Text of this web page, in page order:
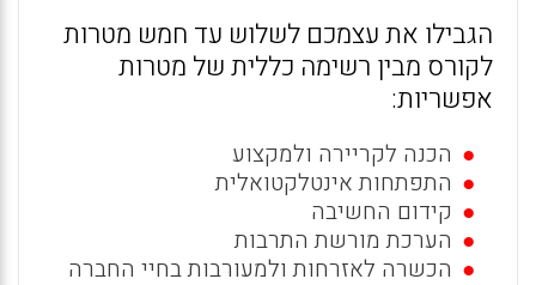
הגבילו את עצמכם לשלוש עד חמש מטרות
לקורס מבין רשימה כללית של מטרות
אפשריות:
הכנה לקריירה ולמקצוע
התפתחות אינטלקטואלית
קידום החשיבה
הערכת מורשת התרבות
הכשרה לאזרחות ולמעורבות בחיי החברה